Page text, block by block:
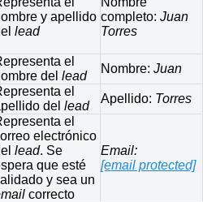
y apellido
lead
completo: Juan
Torres
el
del lead
Nombre: Juan
el
del lead
Apellido: Torres
el
electrónico
lead. Se
que esté
y sea un
correcto
Email:
[email protected]